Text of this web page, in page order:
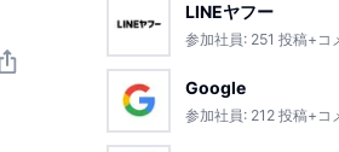
LINEヤフー
参加社員: 251 投稿+コ
Google
参加社員: 212 投稿+コ